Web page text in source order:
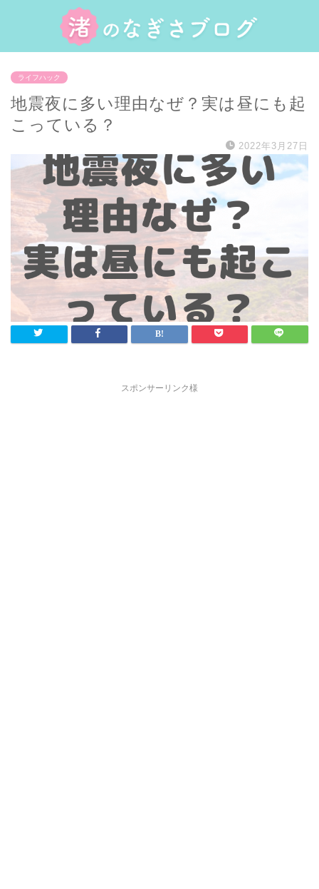
ライフハック
地震夜に多い理由なぜ？実は昼にも起
こっている？
2022年3月27日
スポンサーリンク様